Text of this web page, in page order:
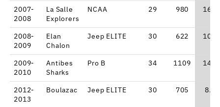
2007-
2008
La Salle
Explorers
NCAA 29 980 16.8
2008-
2009
Elan
Chalon
Jeep ELITE 30 622 10.5
2009-
2010
Antibes
Sharks
Pro B 34 1109 14.6
2012-
2013
Boulazac Jeep ELITE 30 705 8.1